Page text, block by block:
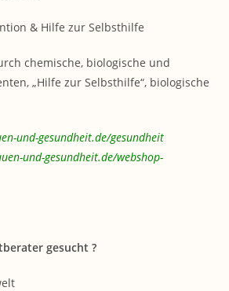
& Hilfe zur Selbsthilfe
chemische, biologische und
„Hilfe zur Selbsthilfe“, biologische
und-gesundheit.de/gesundheit
und-gesundheit.de/webshop-
gesucht ?